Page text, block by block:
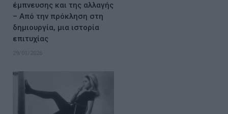
έμπνευσης και της αλλαγής
– Από την πρόκληση στη
δημιουργία, μια ιστορία
επιτυχίας
29/01/2026